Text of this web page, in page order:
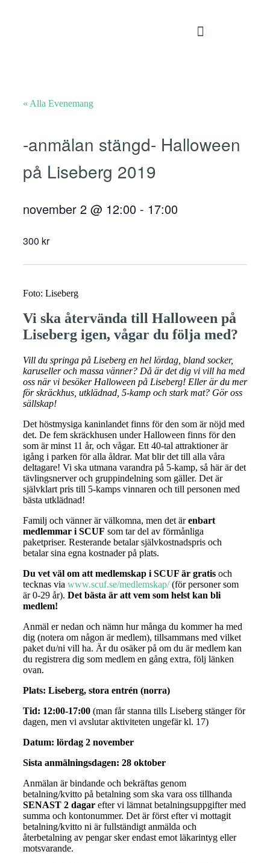
« Alla Evenemang
-anmälan stängd- Halloween
på Liseberg 2019
november 2 @ 12:00 - 17:00
300 kr
Foto: Liseberg
Vi ska återvända till Halloween på
Liseberg igen, vågar du följa med?
Vill du springa på Liseberg en hel lördag, bland socker,
karuseller och massa vänner? Då är det dig vi vill ha med
oss när vi besöker Halloween på Liseberg! Eller är du mer
för skräckhus, utklädnad, 5-kamp och stark mat? Gör oss
sällskap!
Det höstmysiga kaninlandet finns för den som är nöjd med
det. De fem skräckhusen under Halloween finns för den
som är minst 11 år, och vågar. Ett 40-tal attraktioner är
igång i parken för alla åldrar. Mat blir det till alla våra
deltagare! Vi ska utmana varandra på 5-kamp, så här är det
tävlingsnerver och gruppindelning som gäller. Det är
självklart pris till 5-kamps vinnaren och till personen med
bästa utklädnad!
Familj och vänner är välkomna, men det ärenbart
medlemmar i SCUF som tar del av förmånliga
paketpriser. Resterande betalar självkostnadspris och
betalar sina egna kostnader på plats.
Du vet väl om att medlemskap i SCUF är gratis och
tecknas via www.scuf.se/medlemskap/(för personer som
är 0-29 år). Det bästa är att vem som helst kan bli
medlem!
Anmäl er nedan och nämn hur många du kommer ha med
dig (notera om någon är medlem), tillsammans med vilket
paket du/ni vill ha. Är du osäker på om du är medlem kan
du registrera dig som medlem en gång extra, följ länken
ovan.
Plats: Liseberg, stora entrén (norra)
Tid: 12:00-17:00 (man får stanna tills Liseberg stänger för
dagen, men vi avslutar aktiviteten ungefär kl. 17)
Datum: lördag 2 november
Sista anmälningsdagen: 28 oktober
Anmälan är bindande och bekräftas genom
betalning/kvitto på betalning som ska vara oss tillhanda
SENAST 2 dagar efter vi lämnat betalningsuppgifter med
summa och kontonummer. Det är först efter vi mottagit
betalning/kvitto ni är fullständigt anmälda och
återbetalning av pengar sker endast emot läkarintyg eller
motsvarande.